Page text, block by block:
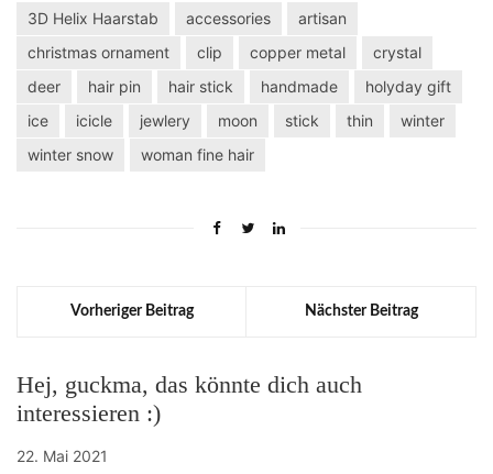
3D Helix Haarstab accessories
artisan
christmas ornament
clip copper metal
crystal
deer
hair pin hair stick handmade
holyday gift
ice
icicle jewlery moon stick thin
winter
winter snow
woman fine hair
Vorheriger Beitrag Nächster Beitrag
Hej, guckma, das könnte dich auch
interessieren :)
22. Mai 2021